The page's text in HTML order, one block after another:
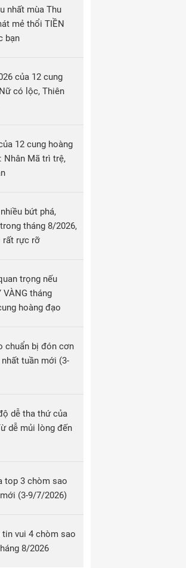
nhất mùa Thu
mẻ thổi TIỀN
bạn
của 12 cung
có lộc, Thiên
12 cung hoàng
Nhân Mã trì trệ,
bứt phá,
tháng 8/2026,
rất rực rỡ
trọng nếu
VÀNG tháng
hoàng đạo
chuẩn bị đón cơn
tuần mới (3-
dễ tha thứ của
dễ mủi lòng đến
top 3 chòm sao
(3-9/7/2026)
vui 4 chòm sao
8/2026